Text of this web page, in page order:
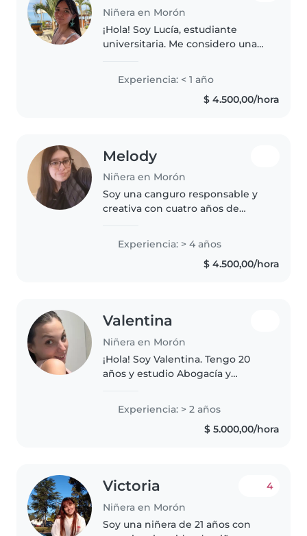
Niñera en Morón
¡Hola! Soy Lucía, estudiante
universitaria. Me considero una
pasar tiempo con los niños, jugar
con ellos, ayudarlos con..
Experiencia: < 1 año
$ 4.500,00/hora
Melody
Niñera en Morón
Soy una canguro responsable y
creativa con cuatro años de
bebés, niños pequeños y
preescolares. soy paciente
divertida amable cariñosa
Experiencia: > 4 años
$ 4.500,00/hora
Valentina
Niñera en Morón
¡Hola! Soy Valentina. Tengo 20
años y estudio Abogacía y
gustó pasar tiempo con chicos y
acompañarlos en su crecimiento.
Soy una persona tranquila,
Experiencia: > 2 años
$ 5.000,00/hora
Victoria
Niñera en Morón
4
Soy una niñera de 21 años con